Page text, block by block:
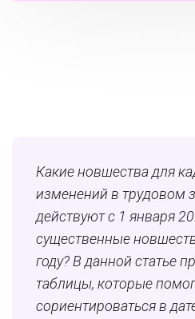
Какие новшества для
изменений в трудовом
действуют с 1 января
существенные
году? В данной статье
таблицы, которые
сориентироваться в